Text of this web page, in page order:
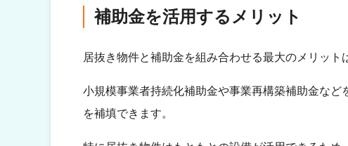
補助金を活用するメリット
居抜き物件と補助金を組み合わせる最大のメリット
小規模事業者持続化補助金や事業再構築補助金な
を補填できます。